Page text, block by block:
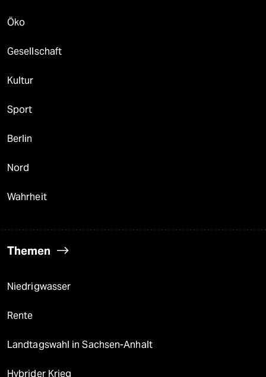
Öko
Gesellschaft
Kultur
Sport
Berlin
Nord
Wahrheit
Themen
Niedrigwasser
Rente
Landtagswahl in Sachsen-Anhalt
Hybrider Krieg